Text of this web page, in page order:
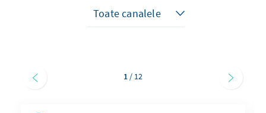
1 / 12